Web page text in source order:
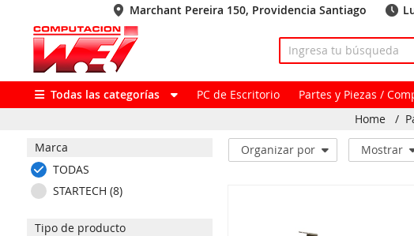
Marchant Pereira 150, Providencia Santiago
Todas las categorías PC de Escritorio Partes y Piezas /
Home
/
Marca
TODAS
STARTECH (8)
Tipo de producto
Organizar por Mostrar